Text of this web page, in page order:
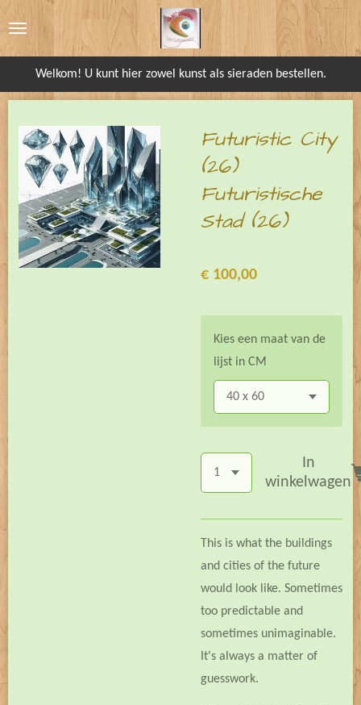
direct
Welkom! U kunt hier zowel kunst als sieraden bestellen.
Futuristic City
(26)
Futuristische
Stad (26)
€ 100,00
Kies een maat van de
lijst in CM
In
winkelwagen
This is what the buildings
and cities of the future
would look like. Sometimes
too predictable and
sometimes unimaginable.
It's always a matter of
guesswork.